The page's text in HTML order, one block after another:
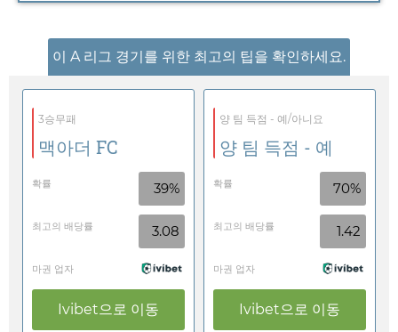
이 A 리그 경기를 위한 최고의 팁을 확인하세요.
3승무패
맥아더 FC
확률 39%
최고의 배당률 3.08
마권 업자
Ivibet으로 이동
양 팀 득점 - 예/아니요
양 팀 득점 - 예
확률 70%
최고의 배당률 1.42
마권 업자
Ivibet으로 이동